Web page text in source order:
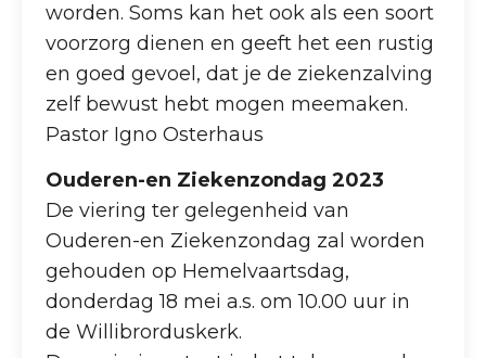
worden. Soms kan het ook als een soort
voorzorg dienen en geeft het een rustig
en goed gevoel, dat je de ziekenzalving
zelf bewust hebt mogen meemaken.
Pastor Igno Osterhaus
Ouderen-en Ziekenzondag 2023
De viering ter gelegenheid van
Ouderen-en Ziekenzondag zal worden
gehouden op Hemelvaartsdag,
donderdag 18 mei a.s. om 10.00 uur in
de Willibrorduskerk.